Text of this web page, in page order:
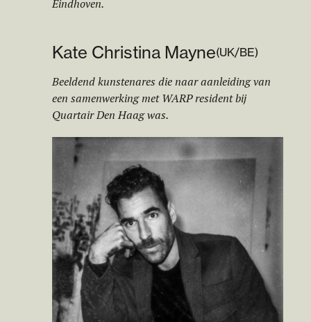
Eindhoven.
Kate Christina Mayne(UK/BE)
Beeldend kunstenares die naar aanleiding van
een samenwerking met WARP resident bij
Quartair Den Haag was.